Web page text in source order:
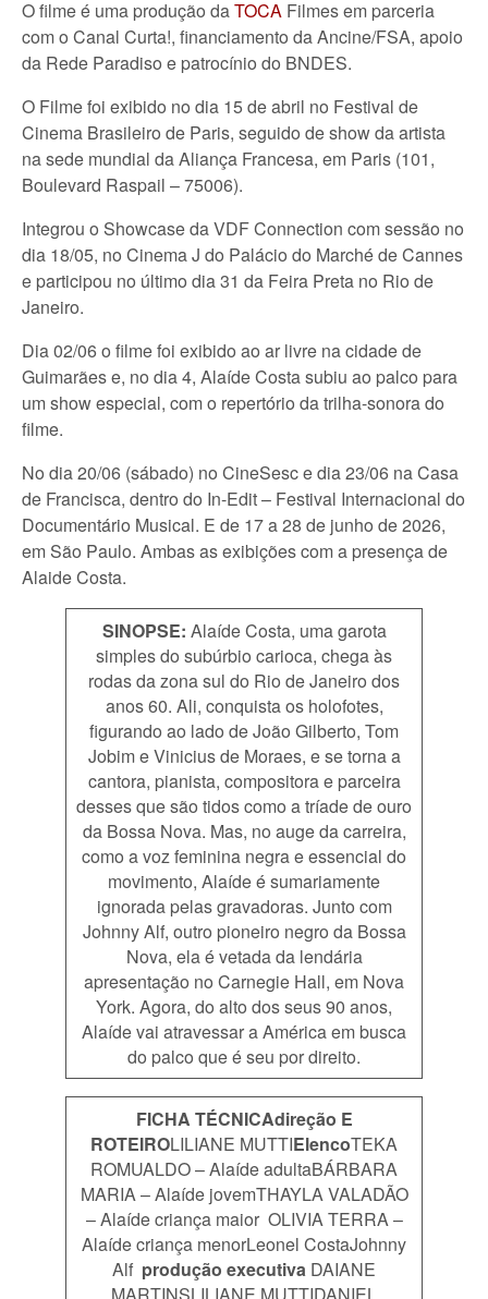
O filme é uma produção daTOCA Filmes em parceria
com o Canal Curta!, financiamento da Ancine/FSA, apoio
da Rede Paradiso e patrocínio do BNDES.
O Filme foi exibido no dia 15 de abril no Festival de
Cinema Brasileiro de Paris, seguido de show da artista
na sede mundial da Aliança Francesa, em Paris (101,
Boulevard Raspail – 75006).
Integrou o Showcase da VDF Connection com sessão no
dia 18/05, no Cinema J do Palácio do Marché de Cannes
e participou no último dia 31 da Feira Preta no Rio de
Janeiro.
Dia 02/06 o filme foi exibido ao ar livre na cidade de
Guimarães e, no dia 4, Alaíde Costa subiu ao palco para
um show especial, com o repertório da trilha-sonora do
filme.
No dia 20/06 (sábado) no CineSesc e dia 23/06 na Casa
de Francisca, dentro do In-Edit – Festival Internacional do
Documentário Musical. E de 17 a 28 de junho de 2026,
em São Paulo. Ambas as exibições com a presença de
Alaide Costa.
SINOPSE: Alaíde Costa, uma garota
simples do subúrbio carioca, chega às
rodas da zona sul do Rio de Janeiro dos
anos 60. Ali, conquista os holofotes,
figurando ao lado de João Gilberto, Tom
Jobim e Vinicius de Moraes, e se torna a
cantora, pianista, compositora e parceira
desses que são tidos como a tríade de ouro
da Bossa Nova. Mas, no auge da carreira,
como a voz feminina negra e essencial do
movimento, Alaíde é sumariamente
ignorada pelas gravadoras. Junto com
Johnny Alf, outro pioneiro negro da Bossa
Nova, ela é vetada da lendária
apresentação no Carnegie Hall, em Nova
York. Agora, do alto dos seus 90 anos,
Alaíde vai atravessar a América em busca
do palco que é seu por direito.
FICHA TÉCNICAdireção E
ROTEIROLILIANE MUTTIElencoTEKA
ROMUALDO – Alaíde adultaBÁRBARA
MARIA – Alaíde jovemTHAYLA VALADÃO
– Alaíde criança maior OLIVIA TERRA –
Alaíde criança menorLeonel CostaJohnny
Alf produção executiva DAIANE
MARTINSLILIANE MUTTIDANIEL